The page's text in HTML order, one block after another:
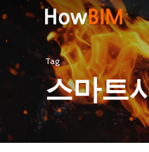
main
content
Tag
스마트